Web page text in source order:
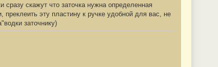
скажут что заточка нужна определенная
эту пластину к ручке удобной для вас, не
заточнику)